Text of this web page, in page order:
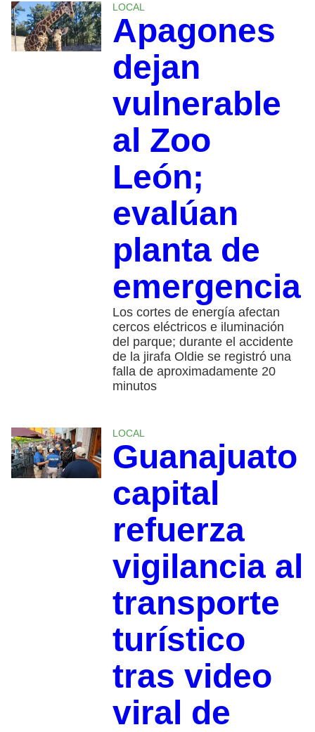
LOCAL
Apagones
dejan
vulnerable
al Zoo
León;
evalúan
planta de
emergencia
Los cortes de energía afectan
cercos eléctricos e iluminación
del parque; durante el accidente
de la jirafa Oldie se registró una
falla de aproximadamente 20
minutos
LOCAL
Guanajuato
capital
refuerza
vigilancia al
transporte
turístico
tras video
viral de